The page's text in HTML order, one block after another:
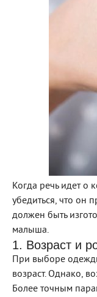
Когда речь идет о
убедиться, что он
должен быть
малыша.
1. Возраст и
При выборе
возраст. Однако,
Более точным